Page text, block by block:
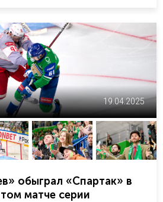
19.04.2025
обыграл «Спартак» в
матче серии